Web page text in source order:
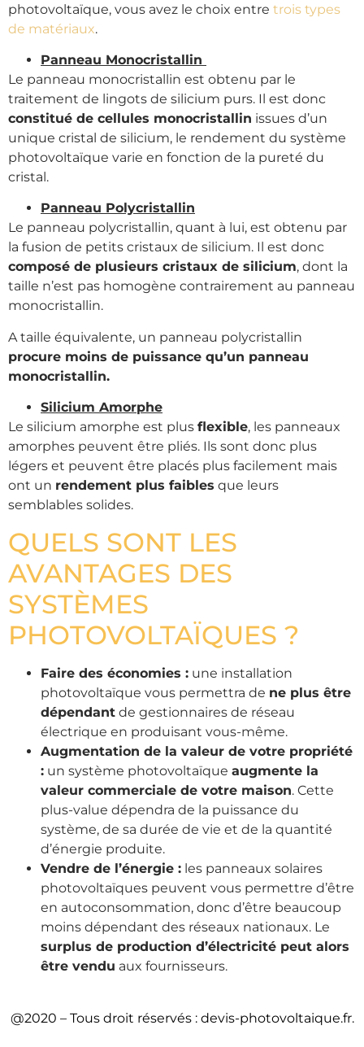
photovoltaïque, vous avez le choix entre trois types
de matériaux.
Panneau Monocristallin
Le panneau monocristallin est obtenu par le
traitement de lingots de silicium purs. Il est donc
constitué de cellules monocristallin issues d’un
unique cristal de silicium, le rendement du système
photovoltaïque varie en fonction de la pureté du
cristal.
Panneau Polycristallin
Le panneau polycristallin, quant à lui, est obtenu par
la fusion de petits cristaux de silicium. Il est donc
composé de plusieurs cristaux de silicium, dont la
taille n’est pas homogène contrairement au panneau
monocristallin.
A taille équivalente, un panneau polycristallin
procure moins de puissance qu’un panneau
monocristallin.
Silicium Amorphe
Le silicium amorphe est plus flexible, les panneaux
amorphes peuvent être pliés. Ils sont donc plus
légers et peuvent être placés plus facilement mais
ont un rendement plus faibles que leurs
semblables solides.
QUELS SONT LES
AVANTAGES DES
SYSTÈMES
PHOTOVOLTAÏQUES ?
Faire des économies : une installation
photovoltaïque vous permettra de ne plus être
dépendant de gestionnaires de réseau
électrique en produisant vous-même.
Augmentation de la valeur de votre propriété
: un système photovoltaïque augmente la
valeur commerciale de votre maison. Cette
plus-value dépendra de la puissance du
système, de sa durée de vie et de la quantité
d’énergie produite.
Vendre de l’énergie : les panneaux solaires
photovoltaïques peuvent vous permettre d’être
en autoconsommation, donc d’être beaucoup
moins dépendant des réseaux nationaux. Le
surplus de production d’électricité peut alors
être vendu aux fournisseurs.
@2020 – Tous droit réservés : devis-photovoltaique.fr.